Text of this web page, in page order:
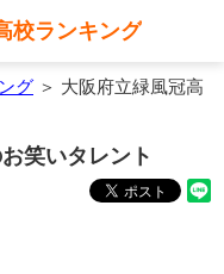
校ランキング
グ ＞ 大阪府立緑風冠高
笑いタレント